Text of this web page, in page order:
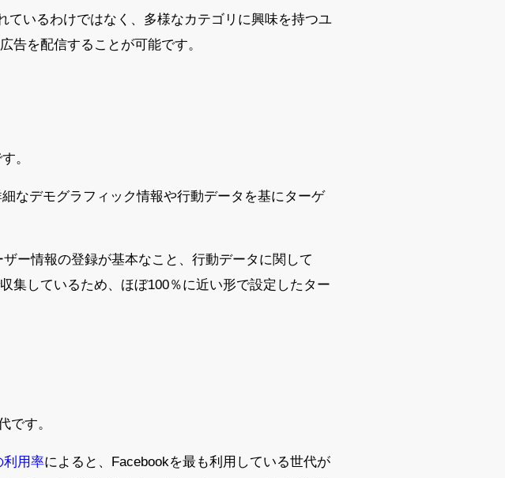
ているわけではなく、多様なカテゴリに興味を持つユ
告を配信することが可能です。
。
なデモグラフィック情報や行動データを基にターゲ
ー情報の登録が基本なこと、行動データに関して
集しているため、ほぼ100％に近い形で設定したター
です。
利用率によると、Facebookを最も利用している世代が